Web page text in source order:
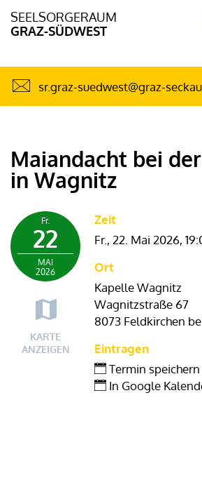
SEELSORGERAUM
GRAZ-SÜDWEST
sr.graz-suedwest@graz-
Maiandacht bei
in Wagnitz
Fr.
22
MAI
2026
KARTE
ANZEIGEN
Zeit
Fr., 22. Mai 2026,
Ort
Kapelle Wagnitz
Wagnitzstraße 67
8073 Feldkirchen
Eintragen
Termin speichern
In Google